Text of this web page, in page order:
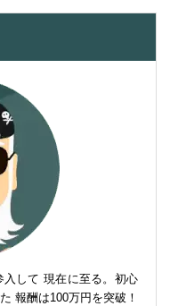
して 現在に至る。初心
報酬は100万円を突破！